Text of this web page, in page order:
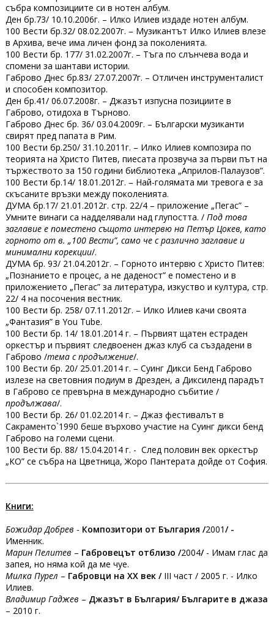
събра композициите си в нотен албум.
Ден бр.73/ 10.10.2006г. – Илко Илиев издаде нотен албум.
100 Вести бр.32/ 08.02.2007г. – Музикантът Илко Илиев влезе
в Архива, вече има личен фонд за поколенията.
100 Вести бр. 177/ 31.02.2007г. – Тъга по слънчева вода и
спомени за шантави истории.
Габрово Днес бр.83/ 27.07.2007г. – Отличен инструменталист
и способен композитор.
Ден бр.41/ 06.07.2008г. – Джазът изпусна позициите в
Габрово, отидоха в Търново.
Габрово Днес бр. 36/ 03.04.2009г. – Български музиканти
свирят пред папата в Рим.
100 Вести бр.250/ 31.10.2011г. – Илко Илиев композира по
теорията на Христо Питев, пиесата прозвуча за първи път на
тържеството за 150 години библиотека „Априлов-Палаузов”.
100 Вести бр.14/ 18.01.2012г. – Най-голямата ми тревога е за
скъсаните връзки между поколенията.
ДУМА бр.17/ 21.01.2012г. стр. 22/4 – приложение „Пегас” –
Умните винаги са надделявали над глупостта. / Под това
заглавие е поместено същото интервю на Петър Цокев, като
горното от в. „100 Вести”, само че с различно заглавие и
минимални корекции/.
ДУМА бр. 93/ 21.04.2012г. – Горното интервю с Христо Питев:
„Познанието е процес, а не даденост” е поместено и в
приложението „Пегас” за литература, изкуство и култура, стр.
22/ 4 на посочения вестник.
100 Вести бр. 258/ 07.11.2012г. – Илко Илиев качи своята
„Фантазия” в You Tube.
100 Вести бр. 14/ 18.01.2014 г. – Първият щатен естраден
оркестър и първият следвоенен джаз клуб са създадени в
Габрово /тема с продължение/.
100 Вести бр. 20/ 25.01.2014 г. – Суинг Дикси Бенд Габрово
излезе на световния подиум в Дрезден, а Диксиленд парадът
в Габрово се превърна в международно събитие /
продължава/.
100 Вести бр. 26/ 01.02.2014 г. – Джаз фестивалът в
Сакраменто`1990 беше върхово участие на Суинг дикси бенд
Габрово на големи сцени.
100 Вести бр. 88/ 15.04.2014 г. - След половин век оркестър
„КО” се събра на Цветница, Жоро Пантерата дойде от София.
Книги:
Божидар Добрев - Композитори от България /2001/ -
Именник.
Марин Пелитев – Габровецът отблизо /2004/- Имам глас да
запея, но няма кой да ме чуе.
Милка Пурел – Габровци на ХХ век / III част / 2005 г. - Илко
Илиев.
Владимир Гаджев – Джазът в България/ Българите в джаза
– 2010 г.